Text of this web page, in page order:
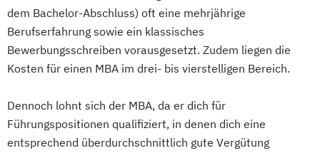
dem Bachelor-Abschluss) oft eine mehrjährige
Berufserfahrung sowie ein klassisches
Bewerbungsschreiben vorausgesetzt. Zudem liegen die
Kosten für einen MBA im drei- bis vierstelligen Bereich.
Dennoch lohnt sich der MBA, da er dich für
Führungspositionen qualifiziert, in denen dich eine
entsprechend überdurchschnittlich gute Vergütung